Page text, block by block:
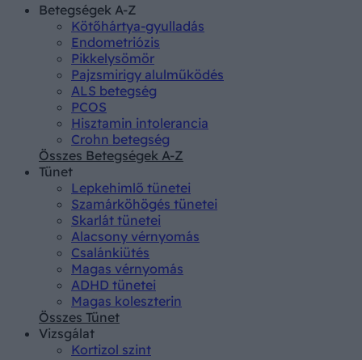
Betegségek A-Z
Kötőhártya-gyulladás
Endometriózis
Pikkelysömör
Pajzsmirigy alulműködés
ALS betegség
PCOS
Hisztamin intolerancia
Crohn betegség
Összes Betegségek A-Z
Tünet
Lepkehimlő tünetei
Szamárköhögés tünetei
Skarlát tünetei
Alacsony vérnyomás
Csalánkiütés
Magas vérnyomás
ADHD tünetei
Magas koleszterin
Összes Tünet
Vizsgálat
Kortizol szint